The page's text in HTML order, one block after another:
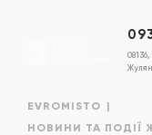
EVROMISTO
НОВИНИ ТА ПОДІЇ